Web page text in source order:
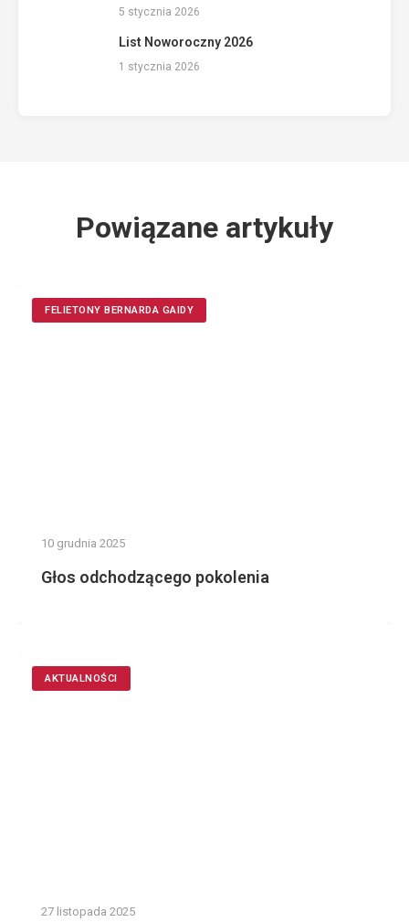
5 stycznia 2026
List Noworoczny 2026
1 stycznia 2026
Powiązane artykuły
FELIETONY BERNARDA GAIDY
10 grudnia 2025
Głos odchodzącego pokolenia
AKTUALNOŚCI
27 listopada 2025